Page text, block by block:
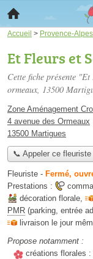
Accueil > Provence-
Et Fleurs et
Cette fiche présente
ormeaux, 13500
Zone Aménagement
4 avenue des Ormeaux
13500 Martigues
📞 Appeler ce fleuriste
Fleuriste - Fermé,
Prestations :
décoration florale,
PMR (parking, entrée
livraison le jour
Propose notamment :
créations florales :